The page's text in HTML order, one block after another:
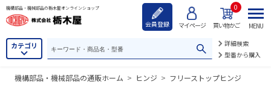
機構部品・機械部品の栃木屋オンラインショップ
会員登録 マイページ 買い物かご
0
カテゴリ
詳細検索
型番から購入
MENU
機構部品・機械部品の通販ホーム > ヒンジ > フリーストップヒンジ